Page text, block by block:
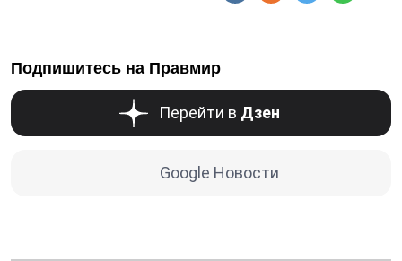
Подпишитесь на Правмир
Перейти в Дзен
Google Новости